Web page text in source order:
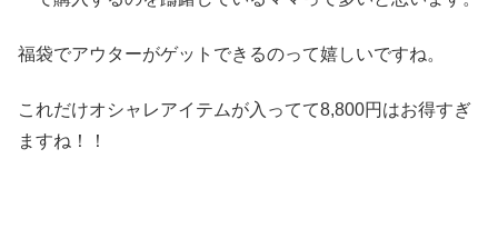
福袋でアウターがゲットできるのって嬉しいですね。
これだけオシャレアイテムが入ってて8,800円はお得すぎ
ますね！！